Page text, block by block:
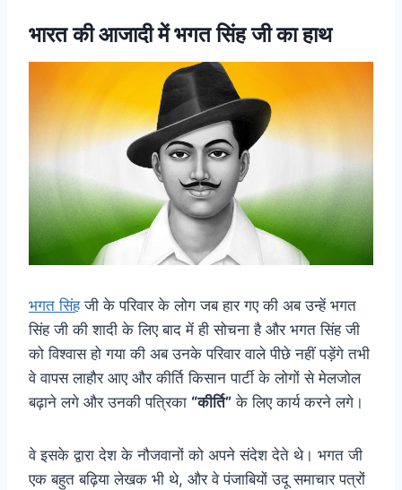
भारत की आजादी में भगत सिंह जी का हाथ
भगत सिंहजी के परिवार के लोग जब हार गए की अब उन्हें भगत
सिंह जी की शादी के लिए बाद में ही सोचना है और भगत सिंह जी
को विश्वास हो गया की अब उनके परिवार वाले पीछे नहीं पड़ेंगे तभी
वे वापस लाहौर आए और कीर्ति किसान पार्टी के लोगों से मेलजोल
बढ़ाने लगे और उनकी पत्रिका “कीर्ति” के लिए कार्य करने लगे।
वे इसके द्वारा देश के नौजवानों को अपने संदेश देते थे। भगत जी
एक बहुत बढ़िया लेखक भी थे, और वे पंजाबियों उदू समाचार पत्रों